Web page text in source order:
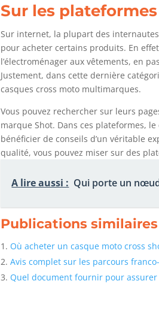
Sur les
Sur internet, la plupart des
pour acheter certains produits. En
l’électroménager aux vêtements, en
Justement, dans cette dernière
casques cross moto multimarques.
Vous pouvez rechercher sur leurs
marque Shot. Dans ces plateformes,
bénéficier de conseils d’un véritable
qualité, vous pouvez miser sur des
A lire aussi : Qui porte un
Publications similaires
Où acheter un casque moto cross
Avis complet sur les parcours
Quel document fournir pour assurer